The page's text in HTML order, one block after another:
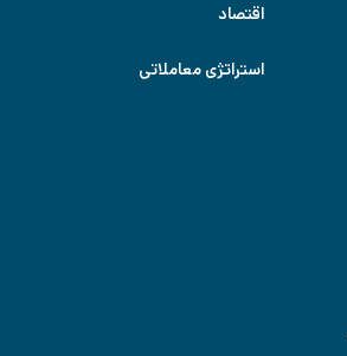
اقتصاد
استراتژی معاملاتی